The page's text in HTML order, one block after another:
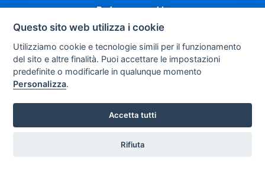
Preferenze cookie
Copyright © 2008
SVILUPPO TURISMO ITALIA S.r.L. unipersonale
P.IVA: 01665350433 - R.E.A. FM-195884 Via A. Costa, 2
Questo sito web utilizza i cookie
Utilizziamo cookie e tecnologie simili per il funzionamento
del sito e altre finalità. Puoi accettare le impostazioni
predefinite o modificarle in qualunque momento
Personalizza.
Accetta tutti
Rifiuta